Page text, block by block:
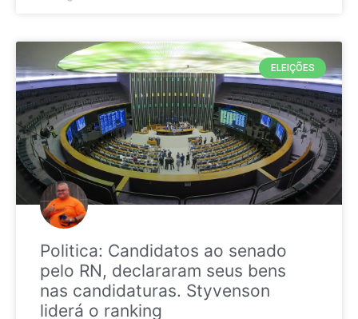
ELEIÇÕES
Politica: Candidatos ao senado
pelo RN, declararam seus bens
nas candidaturas. Styvenson
liderá o ranking